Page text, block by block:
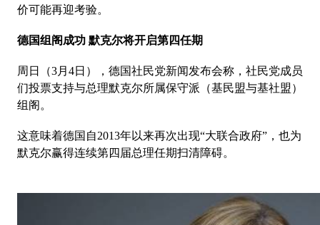
价可能再迎考验。
德国组阁成功 默克尔将开启第四任期
周日（3月4日），德国社民党新闻发布会称，社民党成员
们投票支持与总理默克尔所属保守派（基民盟与基社盟）
组阁。
这意味着德国自2013年以来再次出现“大联合政府”，也为
默克尔赢得连续第四届总理任期扫清障碍。